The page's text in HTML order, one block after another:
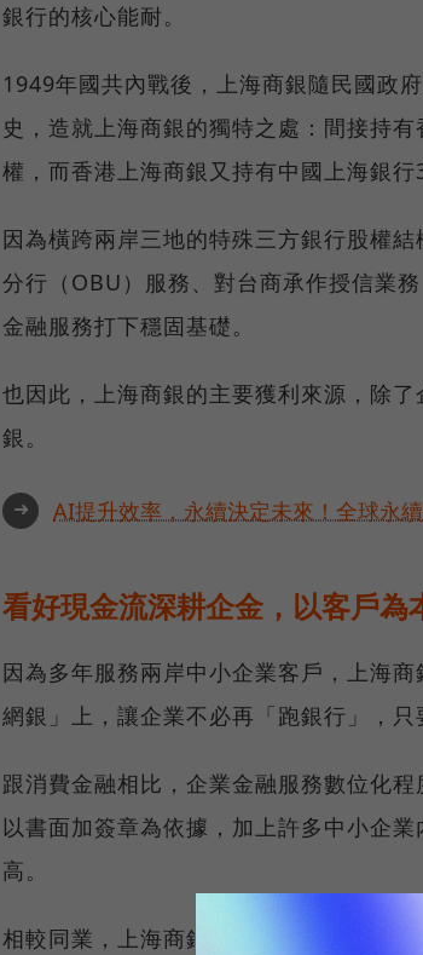
銀行的核心能耐。
1949年國共內戰後，上海商銀隨民國政
史，造就上海商銀的獨特之處：間接持
權，而香港上海商銀又持有中國上海銀行
因為橫跨兩岸三地的特殊三方銀行股權
分行（OBU）服務、對台商承作授信業
金融服務打下穩固基礎。
也因此，上海商銀的主要獲利來源，除
銀。
➜ AI提升效率，永續決定未來！全球永
看好現金流深耕企金，以客戶為
因為多年服務兩岸中小企業客戶，上海
網銀」上，讓企業不必再「跑銀行」，只
跟消費金融相比，企業金融服務數位化
以書面加簽章為依據，加上許多中小企
高。
相較同業，上海商銀因為多年企金經驗